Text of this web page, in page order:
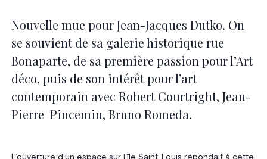
Nouvelle mue pour Jean-Jacques Dutko. On
se souvient de sa galerie historique rue
Bonaparte, de sa première passion pour l’Art
déco, puis de son intérêt pour l’art
contemporain avec Robert Courtright, Jean-
Pierre Pincemin, Bruno Romeda.
L’ouverture d’un espace sur l’île Saint-Louis répondait à cette